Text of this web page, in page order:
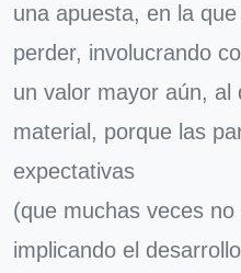
una apuesta, en la
perder, involucrando
un valor mayor aún, al
material, porque las
expectativas
(que muchas veces
implicando el